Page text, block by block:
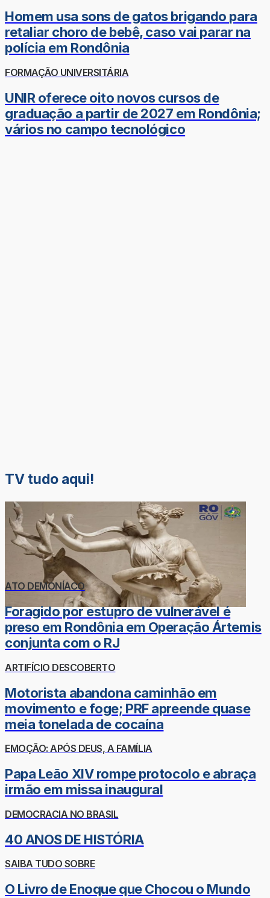
Homem usa sons de gatos brigando para
retaliar choro de bebê, caso vai parar na
polícia em Rondônia
FORMAÇÃO UNIVERSITÁRIA
UNIR oferece oito novos cursos de
graduação a partir de 2027 em Rondônia;
vários no campo tecnológico
TV tudo aqui!
ATO DEMONÍACO
Foragido por estupro de vulnerável é
preso em Rondônia em Operação Ártemis
conjunta com o RJ
ARTIFÍCIO DESCOBERTO
Motorista abandona caminhão em
movimento e foge; PRF apreende quase
meia tonelada de cocaína
EMOÇÃO: APÓS DEUS, A FAMÍLIA
Papa Leão XIV rompe protocolo e abraça
irmão em missa inaugural
DEMOCRACIA NO BRASIL
40 ANOS DE HISTÓRIA
SAIBA TUDO SOBRE
O Livro de Enoque que Chocou o Mundo